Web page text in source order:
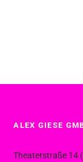
ALEX GIESE
Theaterstraße 14